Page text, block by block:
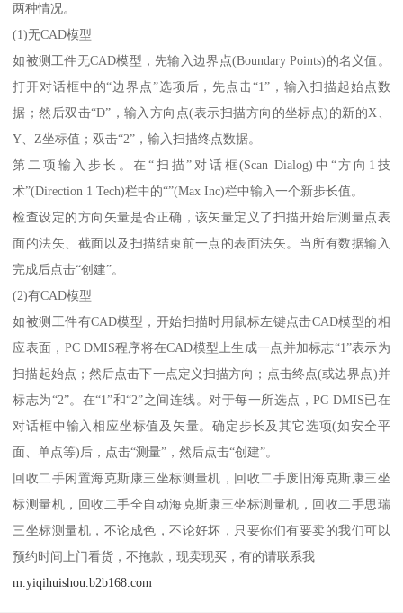
两种情况。
(1)无CAD模型
如被测工件无CAD模型，先输入边界点(Boundary Points)的名义值。
打开对话框中的“边界点”选项后，先点击“1”，输入扫描起始点数
据；然后双击“D”，输入方向点(表示扫描方向的坐标点)的新的X、
Y、Z坐标值；双击“2”，输入扫描终点数据。
第二项输入步长。在“扫描”对话框(Scan Dialog)中“方向1技
术”(Direction 1 Tech)栏中的“”(Max Inc)栏中输入一个新步长值。
检查设定的方向矢量是否正确，该矢量定义了扫描开始后测量点表
面的法矢、截面以及扫描结束前一点的表面法矢。当所有数据输入
完成后点击“创建”。
(2)有CAD模型
如被测工件有CAD模型，开始扫描时用鼠标左键点击CAD模型的相
应表面，PC DMIS程序将在CAD模型上生成一点并加标志“1”表示为
扫描起始点；然后点击下一点定义扫描方向；点击终点(或边界点)并
标志为“2”。在“1”和“2”之间连线。对于每一所选点，PC DMIS已在
对话框中输入相应坐标值及矢量。确定步长及其它选项(如安全平
面、单点等)后，点击“测量”，然后点击“创建”。
回收二手闲置海克斯康三坐标测量机，回收二手废旧海克斯康三坐
标测量机，回收二手全自动海克斯康三坐标测量机，回收二手思瑞
三坐标测量机，不论成色，不论好坏，只要你们有要卖的我们可以
预约时间上门看货，不拖款，现卖现买，有的请联系我
m.yiqihuishou.b2b168.com